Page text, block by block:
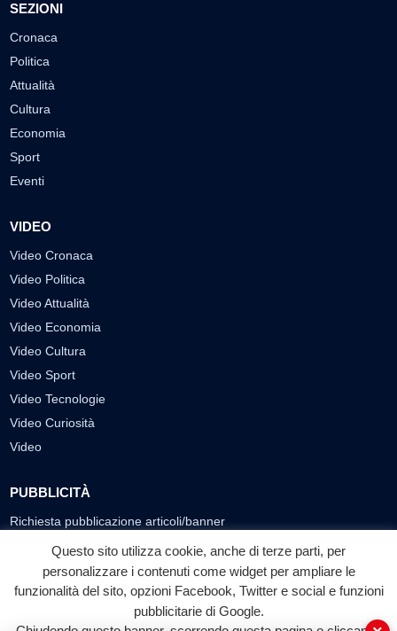
SEZIONI
Cronaca
Politica
Attualità
Cultura
Economia
Sport
Eventi
VIDEO
Video Cronaca
Video Politica
Video Attualità
Video Economia
Video Cultura
Video Sport
Video Tecnologie
Video Curiosità
Video
PUBBLICITÀ
Richiesta pubblicazione articoli/banner
SEGUICI SUI SOCIAL
f
Facebook
◎ ▶
YouTube
Questo sito utilizza cookie, anche di terze parti, per
personalizzare i contenuti come widget per ampliare le
funzionalità del sito, opzioni Facebook, Twitter e social e funzioni
pubblicitarie di Google.